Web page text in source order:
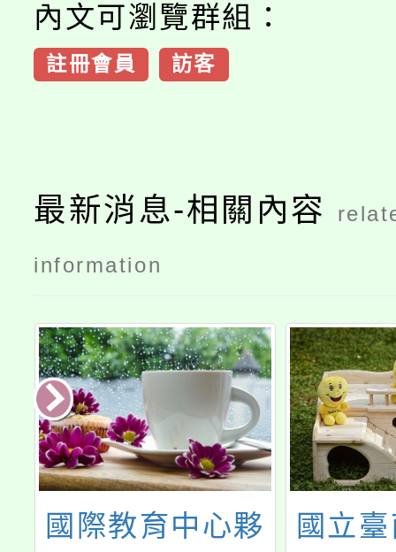
內文可瀏覽群組：
註冊會員 訪客
最新消息-相關內容
information
國際教育中心夥
國立